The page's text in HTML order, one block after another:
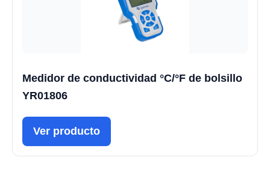
Medidor de conductividad °C/°F de bolsillo
YR01806
Ver producto